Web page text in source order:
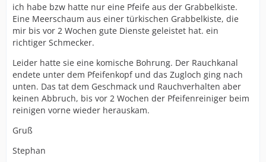
ich habe bzw hatte nur eine Pfeife aus der Grabbelkiste.
Eine Meerschaum aus einer türkischen Grabbelkiste, die
mir bis vor 2 Wochen gute Dienste geleistet hat. ein
richtiger Schmecker.
Leider hatte sie eine komische Bohrung. Der Rauchkanal
endete unter dem Pfeifenkopf und das Zugloch ging nach
unten. Das tat dem Geschmack und Rauchverhalten aber
keinen Abbruch, bis vor 2 Wochen der Pfeifenreiniger beim
reinigen vorne wieder herauskam.
Gruß
Stephan